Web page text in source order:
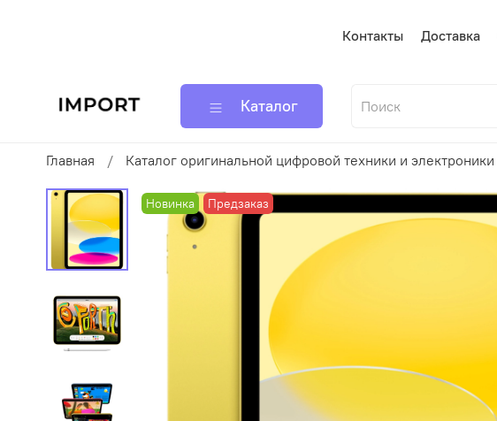
Контакты Доставка
Каталог
Главная Каталог оригинальной цифровой техники и электроники
Новинка Предзаказ